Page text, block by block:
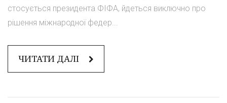
стосується президента ФІФА, йдеться виключно про
рішення міжнародної федер...
ЧИТАТИ ДАЛІ